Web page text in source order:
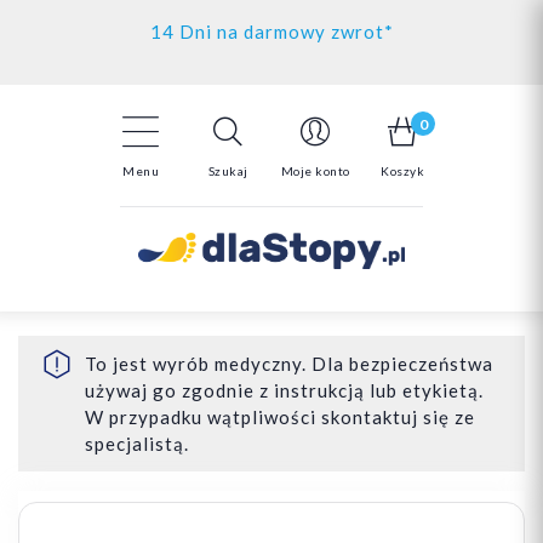
Kontakt
Darmowa dostawa powyżej 150zł
14 Dni na darmowy zwrot*
Menu Szukaj Moje konto
0
Koszyk
To jest wyrób medyczny. Dla bezpieczeństwa
używaj go zgodnie z instrukcją lub etykietą.
W przypadku wątpliwości skontaktuj się ze
specjalistą.